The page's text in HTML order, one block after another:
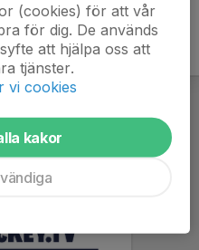
(cookies) för att vår
för dig. De används
att hjälpa oss att
tjänster.
vi cookies
kakor